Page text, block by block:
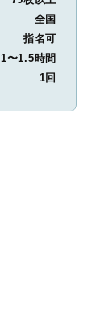
全国
指名可
1〜1.5時間
1回